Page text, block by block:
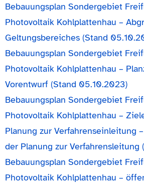
Bebauungsplan Sondergebiet
Photovoltaik Kohlplattenhau –
Geltungsbereiches (Stand
Bebauungsplan Sondergebiet
Photovoltaik Kohlplattenhau –
Vorentwurf (Stand 05.10.2023)
Bebauungsplan Sondergebiet
Photovoltaik Kohlplattenhau –
Planung zur Verfahrenseinleitung
der Planung zur Verfahrensleitung
Bebauungsplan Sondergebiet
Photovoltaik Kohlplattenhau –